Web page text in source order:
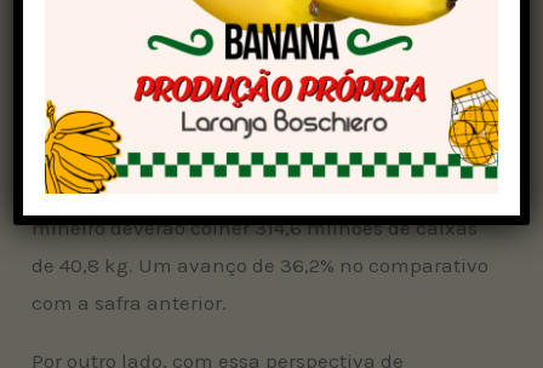
de julho/2026 os estoques estarão mais seguros
para abastecer o mercado global. Isso, caso a
produção acompanhe o aumento na colheita.
Os dados da Fundecitrus apontam que o
cinturão São Paulo e Triângulo/Sudoeste
mineiro deverão colher 314,6 milhões de caixas
de 40,8 kg. Um avanço de 36,2% no comparativo
com a safra anterior.
Por outro lado, com essa perspectiva de